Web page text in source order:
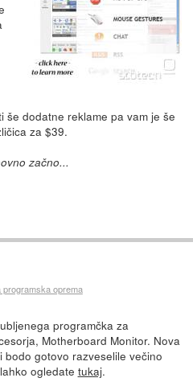
dodatne reklame pa vam je še
za $39.
začno...
programska oprema
programčka za
Motherboard Monitor. Nova
gotovo razveselile večino
ogledate tukaj.